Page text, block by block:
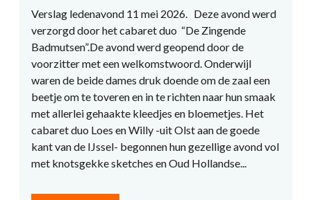
Verslag ledenavond 11 mei 2026. Deze avond werd
verzorgd door het cabaret duo “De Zingende
Badmutsen”.De avond werd geopend door de
voorzitter met een welkomstwoord. Onderwijl
waren de beide dames druk doende om de zaal een
beetje om te toveren en in te richten naar hun smaak
met allerlei gehaakte kleedjes en bloemetjes. Het
cabaret duo Loes en Willy -uit Olst aan de goede
kant van de IJssel- begonnen hun gezellige avond vol
met knotsgekke sketches en Oud Hollandse...